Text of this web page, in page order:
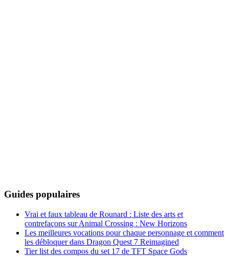
Guides populaires
Vrai et faux tableau de Rounard : Liste des arts et
contrefaçons sur Animal Crossing : New Horizons
Les meilleures vocations pour chaque personnage et comment
les débloquer dans Dragon Quest 7 Reimagined
Tier list des compos du set 17 de TFT Space Gods